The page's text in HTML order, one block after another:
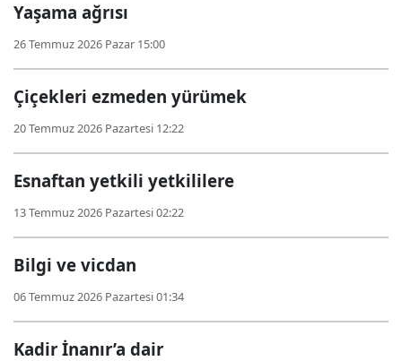
Yaşama ağrısı
26 Temmuz 2026 Pazar 15:00
Çiçekleri ezmeden yürümek
20 Temmuz 2026 Pazartesi 12:22
Esnaftan yetkili yetkililere
13 Temmuz 2026 Pazartesi 02:22
Bilgi ve vicdan
06 Temmuz 2026 Pazartesi 01:34
Kadir İnanır’a dair